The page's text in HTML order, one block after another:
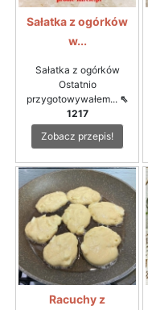
Sałatka z ogórków
w...
Sałatka z ogórków
Ostatnio
przygotowywałem... ⇖
1217
Zobacz przepis!
Racuchy z